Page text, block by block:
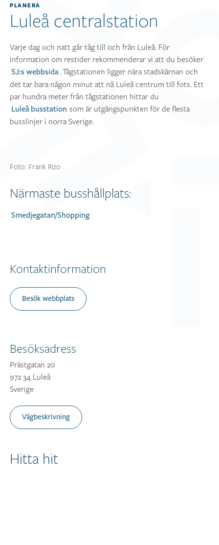
PLANERA
Luleå centralstation
Varje dag och natt går tåg till och från Luleå. För
information om restider rekommenderar vi att du besöker
SJ:s webbsida . Tågstationen ligger nära stadskärnan och
det tar bara någon minut att nå Luleå centrum till fots. Ett
par hundra meter från tågstationen hittar du
Luleå busstation som är utgångspunkten för de flesta
busslinjer i norra Sverige.
Foto: Frank Rizo
Närmaste busshållplats:
Smedjegatan/Shopping
Kontaktinformation
Besök webbplats
Besöksadress
Prästgatan 20
972 34 Luleå
Sverige
Vägbeskrivning
Hitta hit